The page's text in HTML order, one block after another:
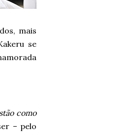
mais
se
como
– pelo